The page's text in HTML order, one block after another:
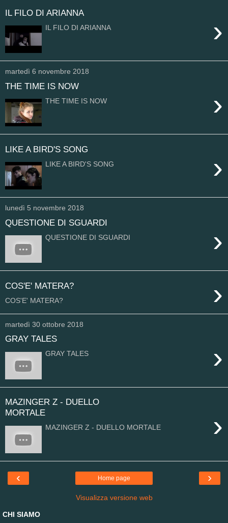
IL FILO DI ARIANNA
›
IL FILO DI ARIANNA
martedì 6 novembre 2018
THE TIME IS NOW
›
THE TIME IS NOW
LIKE A BIRD'S SONG
›
LIKE A BIRD'S SONG
lunedì 5 novembre 2018
QUESTIONE DI SGUARDI
›
QUESTIONE DI SGUARDI
COS'E' MATERA? ›
COS'E' MATERA?
martedì 30 ottobre 2018
GRAY TALES
›
GRAY TALES
MAZINGER Z - DUELLO
MORTALE
›
MAZINGER Z - DUELLO MORTALE
‹ ›
Home page
Visualizza versione web
CHI SIAMO